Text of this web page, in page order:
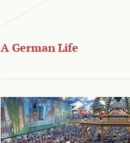
A German Life